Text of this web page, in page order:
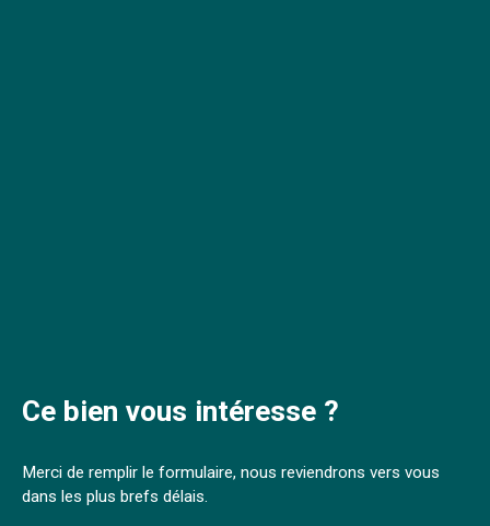
Ce bien vous intéresse ?
Merci de remplir le formulaire, nous reviendrons vers vous
dans les plus brefs délais.